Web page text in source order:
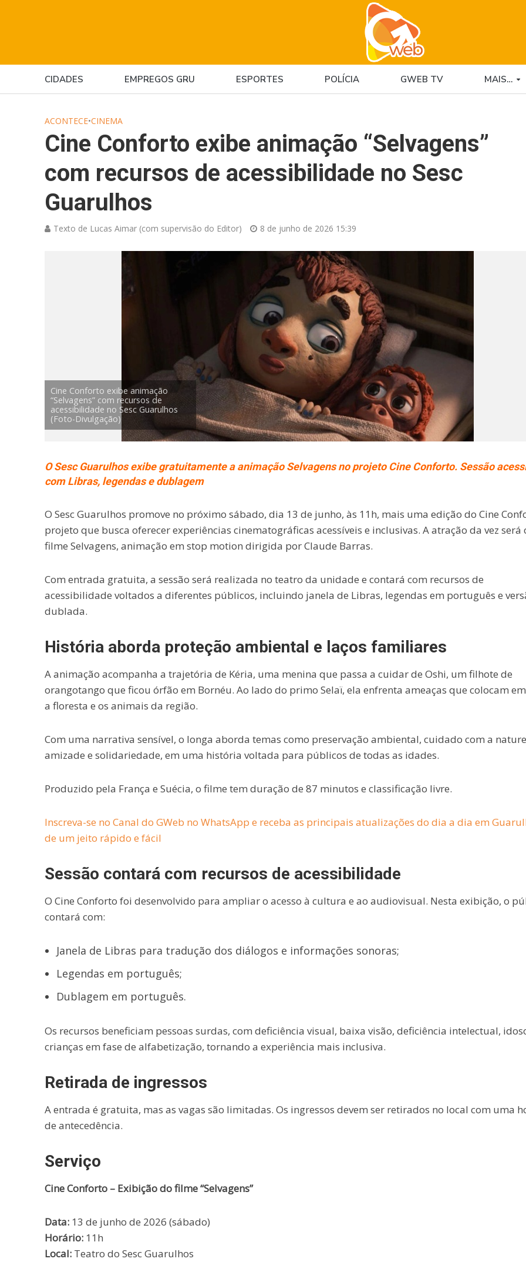
CIDADES EMPREGOS GRU ESPORTES POLÍCIA GWEB TV MAIS…
ACONTECE•CINEMA
Cine Conforto exibe animação “Selvagens”
com recursos de acessibilidade no Sesc
Guarulhos
Texto de Lucas Aimar (com supervisão do Editor) 8 de junho de 2026 15:39
Cine Conforto exibe animação
“Selvagens” com recursos de
acessibilidade no Sesc Guarulhos
(Foto-Divulgação)
O Sesc Guarulhos exibe gratuitamente a animação Selvagens no projeto Cine Conforto. Sessão
com Libras, legendas e dublagem
O Sesc Guarulhos promove no próximo sábado, dia 13 de junho, às 11h, mais uma edição do Cine
projeto que busca oferecer experiências cinematográficas acessíveis e inclusivas. A atração da vez será
filme Selvagens, animação em stop motion dirigida porClaude Barras.
Com entrada gratuita, a sessão será realizada no teatro da unidade e contará com recursos de
acessibilidade voltados a diferentes públicos, incluindo janela de Libras, legendas em português e
dublada.
História aborda proteção ambiental e laços familiares
A animação acompanha a trajetória de Kéria, uma menina que passa a cuidar de Oshi, um filhote de
orangotango que ficou órfão em Bornéu. Ao lado do primo Selaï, ela enfrenta ameaças que colocam
a floresta e os animais da região.
Com uma narrativa sensível, o longa aborda temas como preservação ambiental, cuidado com a
amizade e solidariedade, em uma história voltada para públicos de todas as idades.
Produzido pela França e Suécia, o filme tem duração de 87 minutos e classificação livre.
Inscreva-se no Canal do GWeb no WhatsApp e receba as principais atualizações do dia a dia em
de um jeito rápido e fácil
Sessão contará com recursos de acessibilidade
O Cine Conforto foi desenvolvido para ampliar o acesso à cultura e ao audiovisual. Nesta exibição, o
contará com:
Janela de Libras para tradução dos diálogos e informações sonoras;
Legendas em português;
Dublagem em português.
Os recursos beneficiam pessoas surdas, com deficiência visual, baixa visão, deficiência intelectual,
crianças em fase de alfabetização, tornando a experiência mais inclusiva.
Retirada de ingressos
A entrada é gratuita, mas as vagas são limitadas. Os ingressos devem ser retirados no local com uma
de antecedência.
Serviço
Cine Conforto – Exibição do filme “Selvagens”
Data:13 de junho de 2026 (sábado)
Horário:11h
Local:Teatro do Sesc Guarulhos